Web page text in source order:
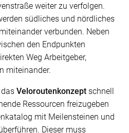
weiter zu verfolgen.
südliches und nördliches
verbunden. Neben
den Endpunkten
Weg Arbeitgeber,
miteinander.
dasVeloroutenkonzept schnell
Ressourcen freizugeben
mit Meilensteinen und
Dieser muss